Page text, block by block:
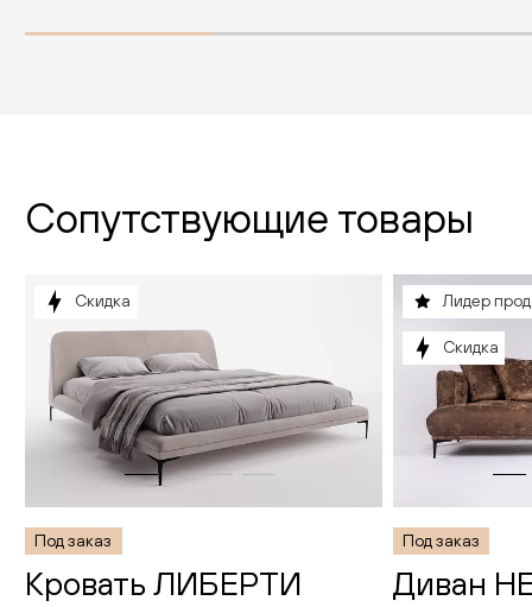
Сопутствующие товары
Скидка
Кровать ЛИБЕРТИ
Под заказ
Лидер
Скидка
Диван
Под заказ